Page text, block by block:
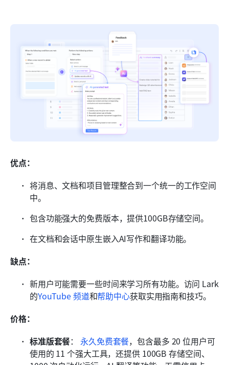
优点：
将消息、文档和项目管理整合到一个统一的工作空间
中。
包含功能强大的免费版本，提供100GB存储空间。
在文档和会话中原生嵌入AI写作和翻译功能。
缺点：
新用户可能需要一些时间来学习所有功能。访问 Lark
的YouTube 频道和帮助中心获取实用指南和技巧。
价格：
标准版套餐： 永久免费套餐，包含最多 20 位用户可
使用的 11 个强大工具，还提供 100GB 存储空间、